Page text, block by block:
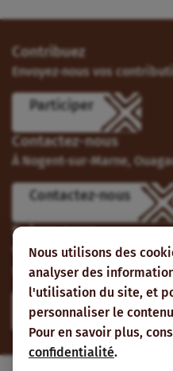
Nous utilisons des
analyser des
l'utilisation du site, et
personnaliser le
Pour en savoir plus,
confidentialité.
Contribuez
Envoyez-nous vos
Participer
Contactez-nous
À Nogent-sur-Marne,
Contactez-nous
Suivez-nous
Vous pouvez aussi vous
suivre sur les réseaux